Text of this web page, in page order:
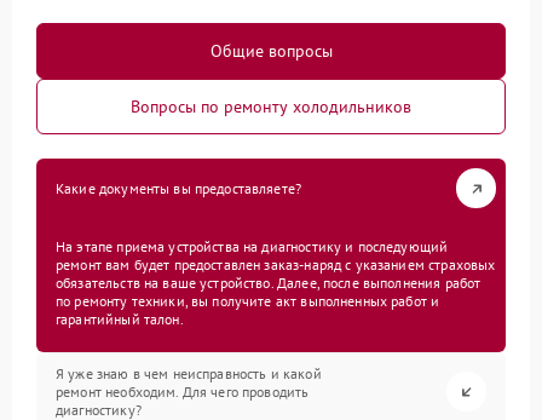
Общие вопросы
Вопросы по ремонту холодильников
Какие документы вы предоставляете?
На этапе приема устройства на диагностику и последующий
ремонт вам будет предоставлен заказ-наряд с указанием страховых
обязательств на ваше устройство. Далее, после выполнения работ
по ремонту техники, вы получите акт выполненных работ и
гарантийный талон.
Я уже знаю в чем неисправность и какой
ремонт необходим. Для чего проводить
диагностику?